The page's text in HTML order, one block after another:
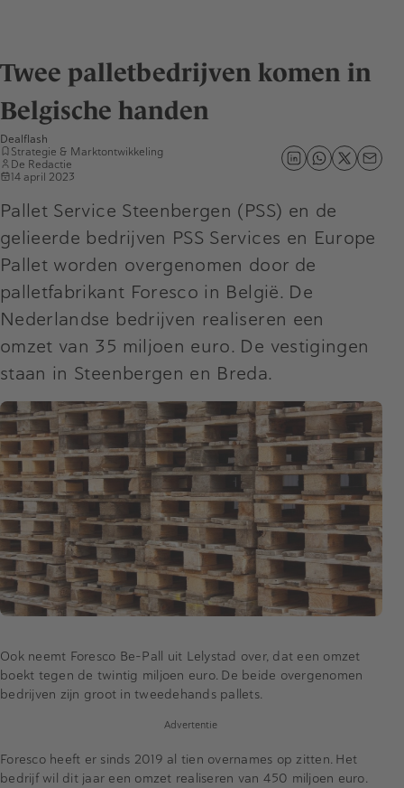
Twee palletbedrijven komen in
Belgische handen
Dealflash
Strategie & Marktontwikkeling
De Redactie
14 april 2023
Pallet Service Steenbergen (PSS) en de
gelieerde bedrijven PSS Services en Europe
Pallet worden overgenomen door de
palletfabrikant Foresco in België. De
Nederlandse bedrijven realiseren een
omzet van 35 miljoen euro. De vestigingen
staan in Steenbergen en Breda.
Ook neemt Foresco Be-Pall uit Lelystad over, dat een omzet
boekt tegen de twintig miljoen euro. De beide overgenomen
bedrijven zijn groot in tweedehands pallets.
Advertentie
Foresco heeft er sinds 2019 al tien overnames op zitten. Het
bedrijf wil dit jaar een omzet realiseren van 450 miljoen euro.